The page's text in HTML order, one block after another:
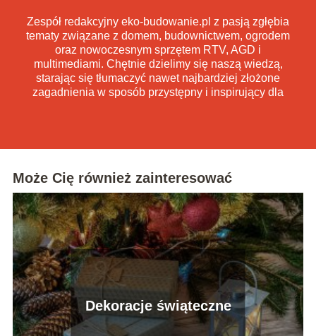
Zespół redakcyjny eko-budowanie.pl z pasją zgłębia
tematy związane z domem, budownictwem, ogrodem
oraz nowoczesnym sprzętem RTV, AGD i
multimediami. Chętnie dzielimy się naszą wiedzą,
starając się tłumaczyć nawet najbardziej złożone
zagadnienia w sposób przystępny i inspirujący dla
Może Cię również zainteresować
Dekoracje świąteczne